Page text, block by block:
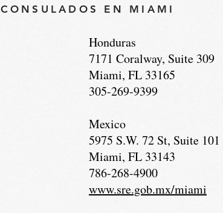
CONSULADOS EN MIAMI
Honduras
7171 Coralway, Suite 309
Miami, FL 33165
305-269-9399
Mexico
5975 S.W. 72 St, Suite 101
Miami, FL 33143
786-268-4900
www.sre.gob.mx/miami